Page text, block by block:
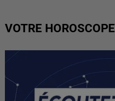
VOTRE HOROSCOPE